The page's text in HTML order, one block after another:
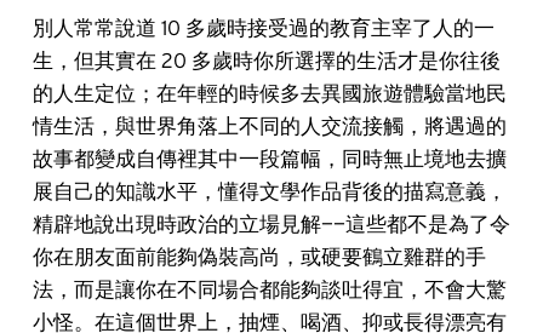
別人常常說道 10 多歲時接受過的教育主宰了人的一
生，但其實在 20 多歲時你所選擇的生活才是你往後
的人生定位；在年輕的時候多去異國旅遊體驗當地民
情生活，與世界角落上不同的人交流接觸，將遇過的
故事都變成自傳裡其中一段篇幅，同時無止境地去擴
展自己的知識水平，懂得文學作品背後的描寫意義，
精辟地說出現時政治的立場見解——這些都不是為了令
你在朋友面前能夠偽裝高尚，或硬要鶴立雞群的手
法，而是讓你在不同場合都能夠談吐得宜，不會大驚
小怪。在這個世界上，抽煙、喝酒、抑或長得漂亮有